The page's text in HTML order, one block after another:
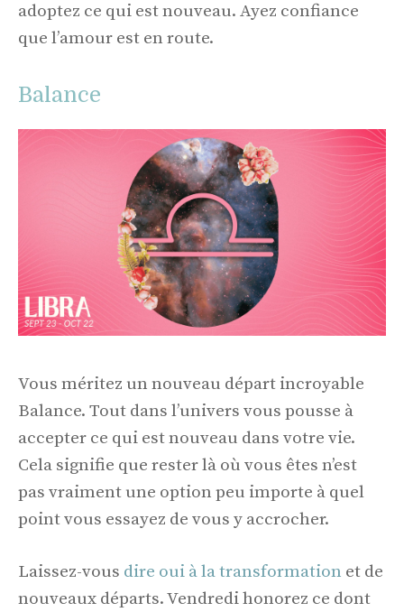
adoptez ce qui est nouveau. Ayez confiance
que l’amour est en route.
Balance
Vous méritez un nouveau départ incroyable
Balance. Tout dans l’univers vous pousse à
accepter ce qui est nouveau dans votre vie.
Cela signifie que rester là où vous êtes n’est
pas vraiment une option peu importe à quel
point vous essayez de vous y accrocher.
Laissez-vous dire oui à la transformation et de
nouveaux départs. Vendredi honorez ce dont